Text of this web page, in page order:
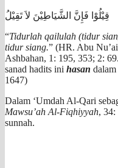
قِيْلُوْا فَإِنَّ الشَّيَاطِيْنَ لاَ تَقِيْلُ
“Tidurlah qailulah (tidur
tidur siang.” (HR. Abu
Ashbahan, 1: 195, 353; 2:
sanad hadits ini hasan dalam
1647)
Dalam ‘Umdah Al-Qari
Mawsu’ah Al-Fiqhiyyah, 34:
sunnah.